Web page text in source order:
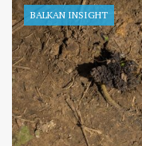
BALKAN INSIGHT